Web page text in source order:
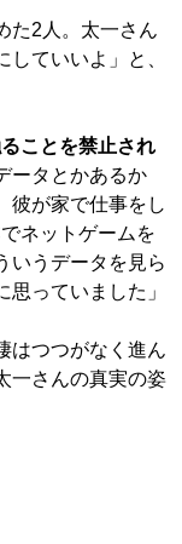
た2人。太一さん
ていいよ」と、
ことを禁止され
ータとかあるか
彼が家で仕事をし
ネットゲームを
いうデータを見ら
っていました」
はつつがなく進ん
一さんの真実の姿